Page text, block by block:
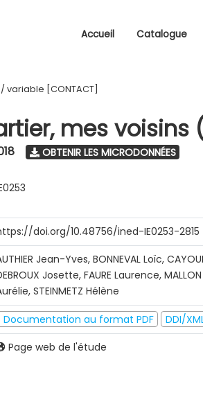
Accueil Catalogue
/ variable [CONTACT]
mes voisins
OBTENIR LES MICRODONNÉES
doi.org/10.48756/ined-IE0253-2815
Jean-Yves, BONNEVAL Loïc,
Josette, FAURE Laurence,
STEINMETZ Hélène
Documentation au format PDF DDI/
Page web de l'étude